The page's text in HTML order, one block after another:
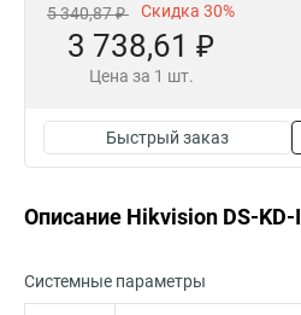
5 340,87 ₽ Скидка 30%
3 738,61 ₽
Цена за 1 шт.
Быстрый заказ
Описание Hikvision DS-KD-
Системные параметры